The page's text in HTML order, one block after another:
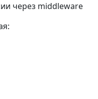
через middleware